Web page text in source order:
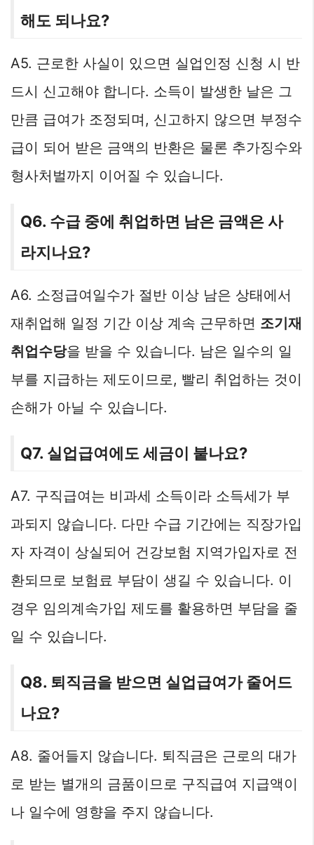
해도 되나요?
A5. 근로한 사실이 있으면 실업인정 신청 시 반
드시 신고해야 합니다. 소득이 발생한 날은 그
만큼 급여가 조정되며, 신고하지 않으면 부정수
급이 되어 받은 금액의 반환은 물론 추가징수와
형사처벌까지 이어질 수 있습니다.
Q6. 수급 중에 취업하면 남은 금액은 사
라지나요?
A6. 소정급여일수가 절반 이상 남은 상태에서
재취업해 일정 기간 이상 계속 근무하면 조기재
취업수당을 받을 수 있습니다. 남은 일수의 일
부를 지급하는 제도이므로, 빨리 취업하는 것이
손해가 아닐 수 있습니다.
Q7. 실업급여에도 세금이 붙나요?
A7. 구직급여는 비과세 소득이라 소득세가 부
과되지 않습니다. 다만 수급 기간에는 직장가입
자 자격이 상실되어 건강보험 지역가입자로 전
환되므로 보험료 부담이 생길 수 있습니다. 이
경우 임의계속가입 제도를 활용하면 부담을 줄
일 수 있습니다.
Q8. 퇴직금을 받으면 실업급여가 줄어드
나요?
A8. 줄어들지 않습니다. 퇴직금은 근로의 대가
로 받는 별개의 금품이므로 구직급여 지급액이
나 일수에 영향을 주지 않습니다.